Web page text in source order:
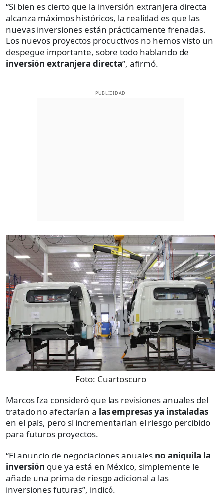
“Si bien es cierto que la inversión extranjera directa
alcanza máximos históricos, la realidad es que las
nuevas inversiones están prácticamente frenadas.
Los nuevos proyectos productivos no hemos visto un
despegue importante, sobre todo hablando de
inversión extranjera directa”, afirmó.
PUBLICIDAD
Foto: Cuartoscuro
Marcos Iza consideró que las revisiones anuales del
tratado no afectarían a las empresas ya instaladas
en el país, pero sí incrementarían el riesgo percibido
para futuros proyectos.
“El anuncio de negociaciones anuales no aniquila la
inversión que ya está en México, simplemente le
añade una prima de riesgo adicional a las
inversiones futuras”, indicó.